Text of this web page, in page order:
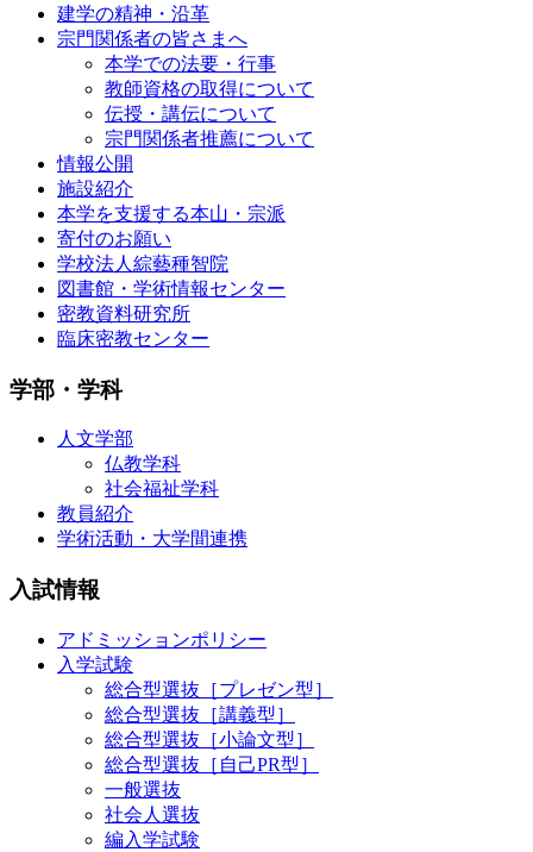
建学の精神・沿革
宗門関係者の皆さまへ
本学での法要・行事
教師資格の取得について
伝授・講伝について
宗門関係者推薦について
情報公開
施設紹介
本学を支援する本山・宗派
寄付のお願い
学校法人綜藝種智院
図書館・学術情報センター
密教資料研究所
臨床密教センター
学部・学科
人文学部
仏教学科
社会福祉学科
教員紹介
学術活動・大学間連携
入試情報
アドミッションポリシー
入学試験
総合型選抜［プレゼン型］
総合型選抜［講義型］
総合型選抜［小論文型］
総合型選抜［自己PR型］
一般選抜
社会人選抜
編入学試験